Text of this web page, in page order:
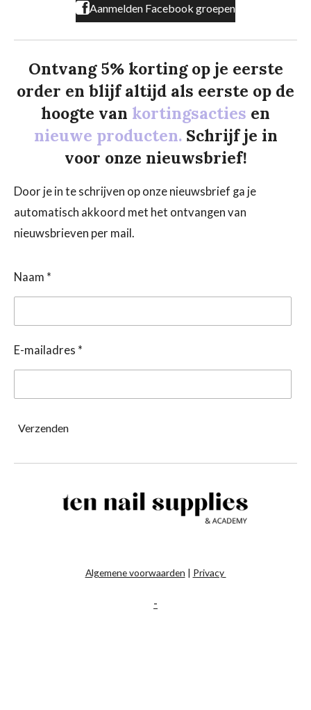
Aanmelden Facebook groepen
Ontvang 5% korting op je eerste
order en blijf altijd als eerste op de
hoogte van kortingsacties en
nieuwe producten. Schrijf je in
voor onze nieuwsbrief!
Door je in te schrijven op onze nieuwsbrief ga je
automatisch akkoord met het ontvangen van
nieuwsbrieven per mail.
Naam *
E-mailadres *
Verzenden
Algemene voorwaarden | Privacy
-